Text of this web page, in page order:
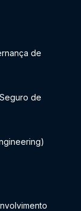
de
de